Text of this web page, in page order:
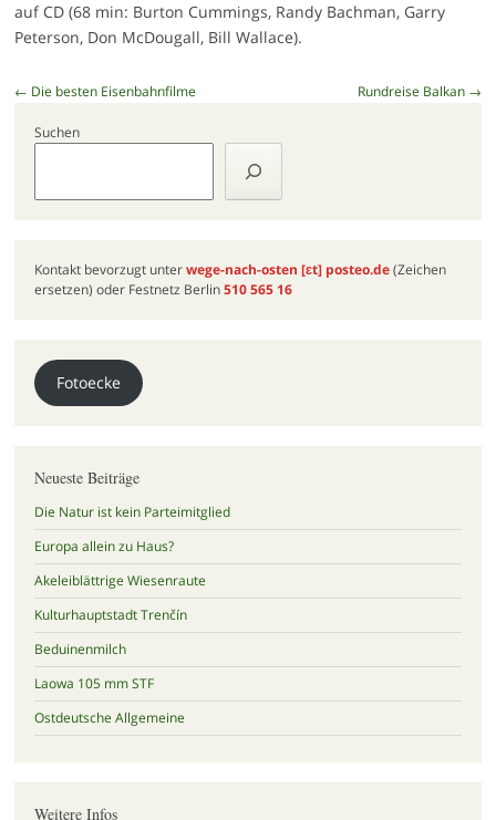
auf CD (68 min: Burton Cummings, Randy Bachman, Garry
Peterson, Don McDougall, Bill Wallace).
Beitragsnavigation
← Die besten Eisenbahnfilme Rundreise Balkan →
Suchen
Kontakt bevorzugt unterwege-nach-osten [ɛt]posteo.de(Zeichen
ersetzen) oder Festnetz Berlin510 565 16
Fotoecke
Neueste Beiträge
Die Natur ist kein Parteimitglied
Europa allein zu Haus?
Akeleiblättrige Wiesenraute
Kulturhauptstadt Trenčín
Beduinenmilch
Laowa 105 mm STF
Ostdeutsche Allgemeine
Weitere Infos